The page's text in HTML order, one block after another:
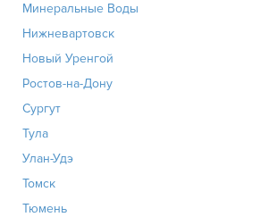
Минеральные Воды
Нижневартовск
Новый Уренгой
Ростов-на-Дону
Сургут
Тула
Улан-Удэ
Томск
Тюмень